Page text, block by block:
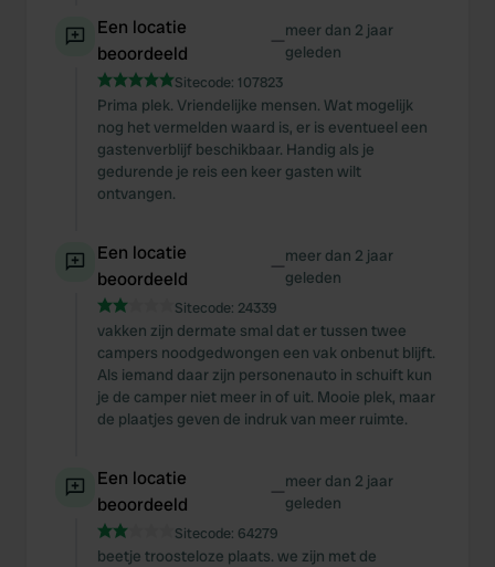
Een locatie
beoordeeld
—meer dan 2 jaar
geleden
Sitecode: 107823
Prima plek. Vriendelijke mensen. Wat mogelijk
nog het vermelden waard is, er is eventueel een
gastenverblijf beschikbaar. Handig als je
gedurende je reis een keer gasten wilt
ontvangen.
Een locatie
beoordeeld
—meer dan 2 jaar
geleden
Sitecode: 24339
vakken zijn dermate smal dat er tussen twee
campers noodgedwongen een vak onbenut blijft.
Als iemand daar zijn personenauto in schuift kun
je de camper niet meer in of uit. Mooie plek, maar
de plaatjes geven de indruk van meer ruimte.
Een locatie
beoordeeld
—meer dan 2 jaar
geleden
Sitecode: 64279
beetje troosteloze plaats. we zijn met de